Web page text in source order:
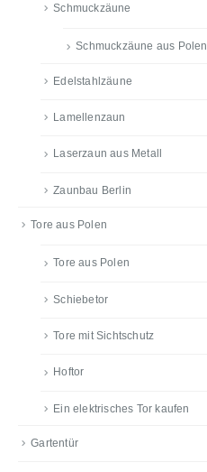
Schmuckzäune
Schmuckzäune aus Polen
Edelstahlzäune
Lamellenzaun
Laserzaun aus Metall
Zaunbau Berlin
Tore aus Polen
Tore aus Polen
Schiebetor
Tore mit Sichtschutz
Hoftor
Ein elektrisches Tor kaufen
Gartentür